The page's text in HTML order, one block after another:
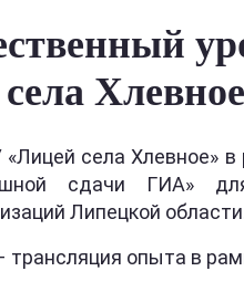
села Хлевное»
сдачи ГИА» для
Липецкой
опыта в